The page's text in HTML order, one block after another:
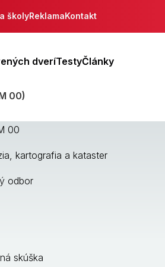
školyReklamaKontakt
dveríTestyČlánky
00)
00
kartografia a kataster
odbor
skúška